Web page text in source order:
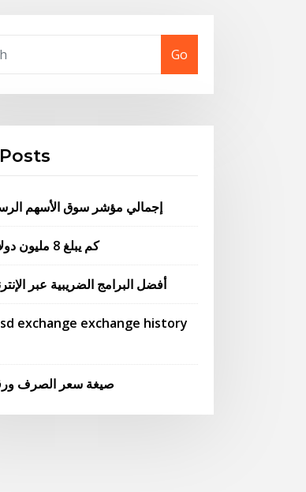
Go
إجمالي مؤشر سوق الأسهم
كم يبلغ 8 مليون دولار بالجنيه
أفضل البرامج الضريبية عبر الإنترنت
exchange exchange history
صيغة سعر الصرف